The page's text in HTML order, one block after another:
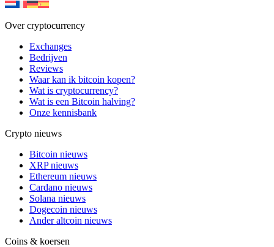
Over cryptocurrency
Exchanges
Bedrijven
Reviews
Waar kan ik bitcoin kopen?
Wat is cryptocurrency?
Wat is een Bitcoin halving?
Onze kennisbank
Crypto nieuws
Bitcoin nieuws
XRP nieuws
Ethereum nieuws
Cardano nieuws
Solana nieuws
Dogecoin nieuws
Ander altcoin nieuws
Coins & koersen